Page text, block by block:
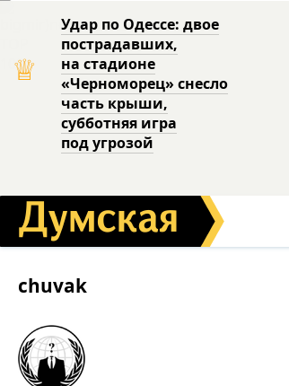
♕
Удар по Одессе: двое
пострадавших,
на стадионе
«Черноморец» снесло
часть крыши,
субботняя игра
под угрозой
chuvak